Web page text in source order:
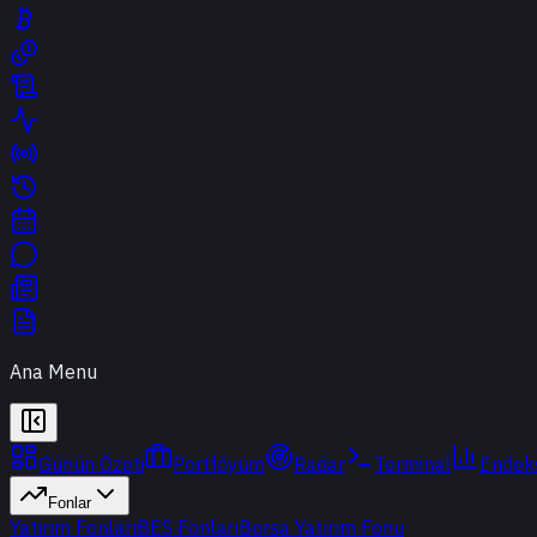
Ana Menu
Günün Özeti Portföyüm Radar Terminal
Fonlar
Yatırım FonlarıBES FonlarıBorsa Yatırım Fonu